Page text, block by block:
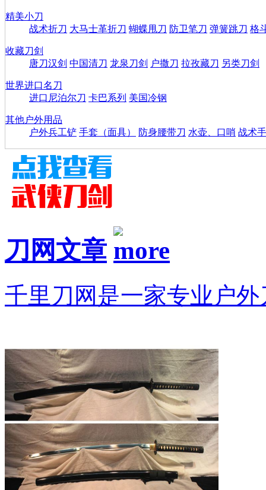
精美小刀
战术折刀 大马士革折刀 蝴蝶甩刀 防卫笔刀 弹簧跳刀 格
收藏刀剑
唐刀汉剑 中国清刀 龙泉刀剑 户撒刀 拉孜藏刀 另类刀剑
世界进口名刀
进口尼泊尔刀 卡巴系列 美国冷钢
其他户外用品
户外兵工铲 手套（面具） 防身腰带刀 水壶、口哨 战术
刀网文章
千里刀网是一家专业户